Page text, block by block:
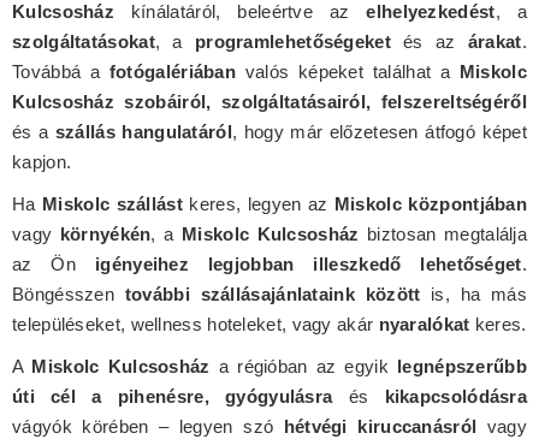
Kulcsosház kínálatáról, beleértve azelhelyezkedést, a
szolgáltatásokat, a programlehetőségeketés az árakat.
Továbbá a fotógalériában valós képeket találhat a Miskolc
Kulcsosház szobáiról, szolgáltatásairól, felszereltségéről
és a szállás hangulatáról, hogy már előzetesen átfogó képet
kapjon.
Ha Miskolc szállástkeres, legyen az Miskolc központjában
vagy környékén, a Miskolc Kulcsosház biztosan megtalálja
az Ön igényeihez legjobban illeszkedő lehetőséget.
Böngésszen további szállásajánlataink között is, ha más
településeket, wellness hoteleket, vagy akár nyaralókat keres.
A Miskolc Kulcsosház a régióban az egyik legnépszerűbb
úti cél a pihenésre, gyógyulásraés kikapcsolódásra
vágyók körében – legyen szó hétvégi kiruccanásról vagy